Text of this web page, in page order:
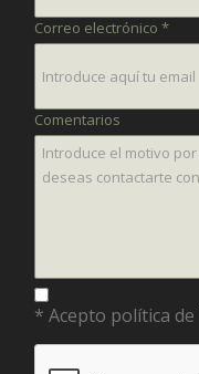
Correo electrónico *
Comentarios
* Acepto política de